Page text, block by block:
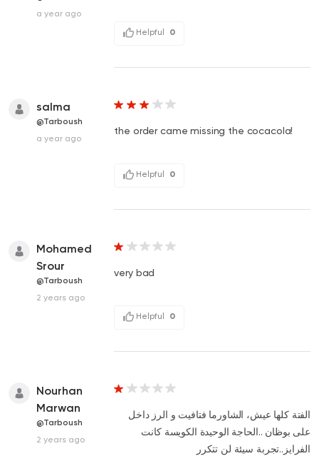
a year ago
Helpful
0
salma
@Tarboush
a year ago
the order came missing the cocacola!
Helpful 0
Mohamed
Srour
@Tarboush
2 years ago
very bad
Helpful 0
Nourhan
Marwan
@Tarboush
2 years ago
الفتة كلها عيش، الشاورما فتافيت و الرز داخل
على بوظان ..الحاجة الوحيدة الكويسة كانت
الفرايز..تجربة سيئة لن تتكرر